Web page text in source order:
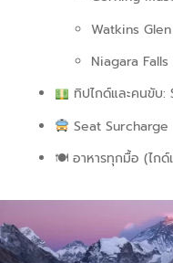
Watkins
Niagara
ทิปไกด์และคนขับ
Seat
🍽 อาหารทุกมื้อ (ไกด์